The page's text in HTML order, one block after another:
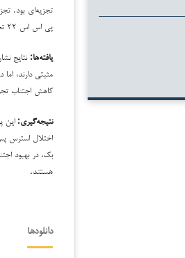
تجزیه‌ای بود.
پی اس اس ۲۲ تجزیه و تحلیل شد.
یافته‌ها: نتایج
مثبتی دارند،
کاهش اجتناب
نتیجه‌گیری:این
اختلال استرس
بک، در بهبود
هستند.
دانلودها